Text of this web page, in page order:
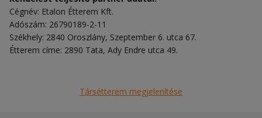
Cégnév: Etalon Étterem Kft.
Adószám: 26790189-2-11
Székhely: 2840 Oroszlány, Szeptember 6. utca 67.
Étterem címe: 2890 Tata, Ady Endre utca 49.
Társétterem megjelenítése